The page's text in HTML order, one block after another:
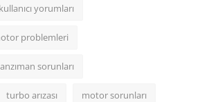
kullanıcı yorumları
problemleri
sorunları
turbo arızası motor sorunları